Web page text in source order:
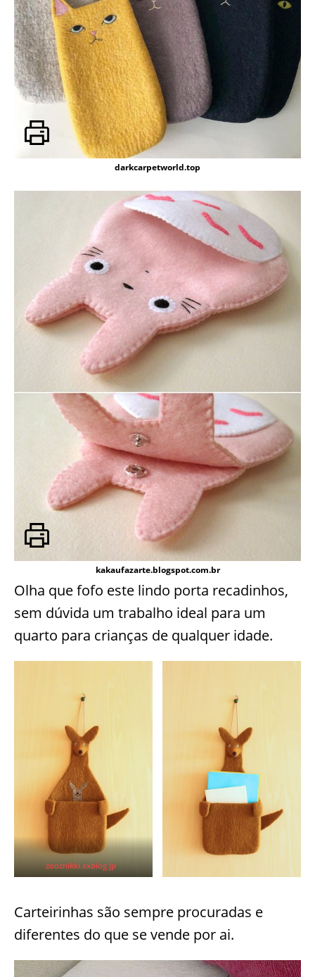
darkcarpetworld.top
kakaufazarte.blogspot.com.br
Olha que fofo este lindo porta recadinhos,
sem dúvida um trabalho ideal para um
quarto para crianças de qualquer idade.
zooznikki.exblog.jp
Carteirinhas são sempre procuradas e
diferentes do que se vende por ai.